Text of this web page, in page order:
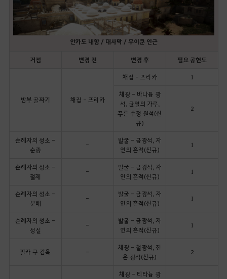
안카도 내항 / 대사막 / 무이쿤 인근
거점 변경 전 변경 후 필요 공헌도
밤부 골짜기 채집 - 프리카
채집 - 프리카 1
채광 - 바나듐 광
석, 균열의 가루,
푸른 수정 원석(신
규)
2
순례자의 성소 -
순종
-
발굴 - 금광석, 자
연의 흔적(신규)
1
순례자의 성소 -
절제
-
발굴 - 금광석, 자
연의 흔적(신규)
1
순례자의 성소 -
분배
-
발굴 - 금광석, 자
연의 흔적(신규)
1
순례자의 성소 -
성실
-
발굴 - 금광석, 자
연의 흔적(신규)
1
필라 쿠 감옥 -
채광 - 철광석, 진
은 광석(신규)
2
채광 - 티타늄 광